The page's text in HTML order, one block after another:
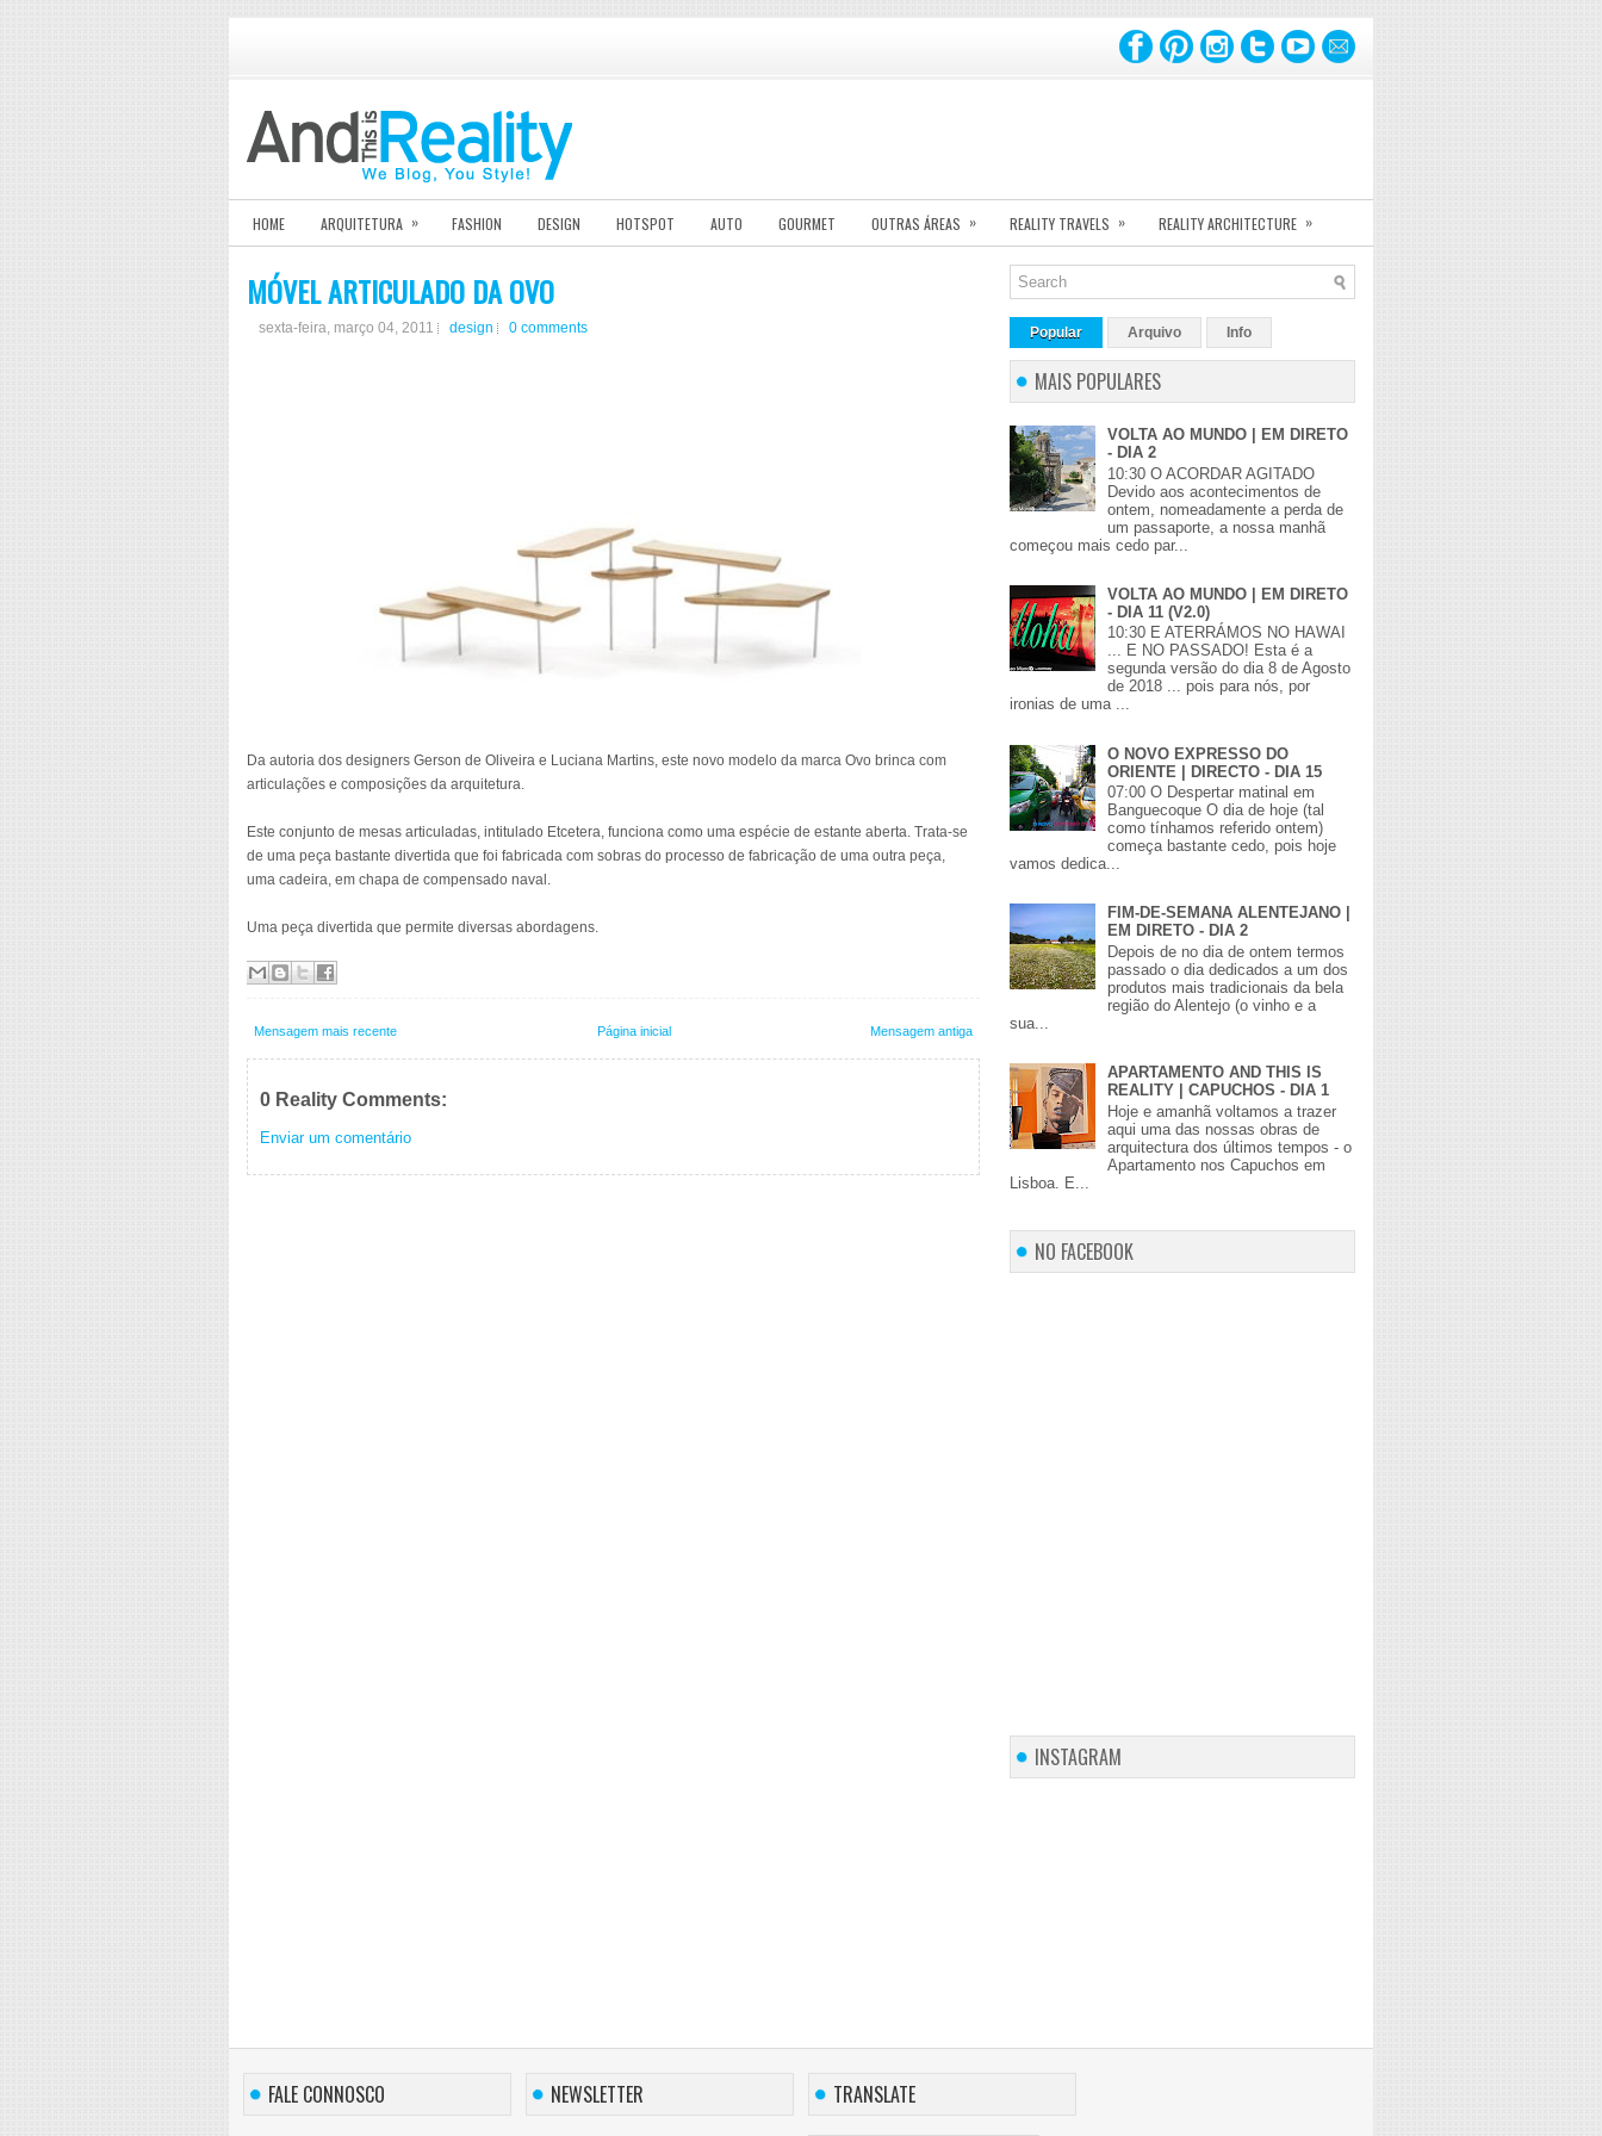
HOME ARQUITETURA » FASHION DESIGN HOTSPOT AUTO GOURMET OUTRAS ÁREAS » REALITY TRAVELS » REALITY ARCHITECTURE »
MÓVEL ARTICULADO DA OVO
sexta-feira, março 04, 2011 design 0 comments
Da autoria dos designers Gerson de Oliveira e Luciana Martins, este novo modelo da marca Ovo brinca com
articulações e composições da arquitetura.
Este conjunto de mesas articuladas, intitulado Etcetera, funciona como uma espécie de estante aberta. Trata-se
de uma peça bastante divertida que foi fabricada com sobras do processo de fabricação de uma outra peça,
uma cadeira, em chapa de compensado naval.
Uma peça divertida que permite diversas abordagens.
Mensagem mais recente Mensagem antiga
Página inicial
0 Reality Comments:
Enviar um comentário
Popular Arquivo Info
MAIS POPULARES
VOLTA AO MUNDO | EM DIRETO
- DIA 2
10:30 O ACORDAR AGITADO
Devido aos acontecimentos de
ontem, nomeadamente a perda de
um passaporte, a nossa manhã
começou mais cedo par...
VOLTA AO MUNDO | EM DIRETO
- DIA 11 (V2.0)
10:30 E ATERRÁMOS NO HAWAI
... E NO PASSADO! Esta é a
segunda versão do dia 8 de Agosto
de 2018 ... pois para nós, por
ironias de uma ...
O NOVO EXPRESSO DO
ORIENTE | DIRECTO - DIA 15
07:00 O Despertar matinal em
Banguecoque O dia de hoje (tal
como tínhamos referido ontem)
começa bastante cedo, pois hoje
vamos dedica...
FIM-DE-SEMANA ALENTEJANO |
EM DIRETO - DIA 2
Depois de no dia de ontem termos
passado o dia dedicados a um dos
produtos mais tradicionais da bela
região do Alentejo (o vinho e a
sua...
APARTAMENTO AND THIS IS
REALITY | CAPUCHOS - DIA 1
Hoje e amanhã voltamos a trazer
aqui uma das nossas obras de
arquitectura dos últimos tempos - o
Apartamento nos Capuchos em
Lisboa. E...
NO FACEBOOK
INSTAGRAM
FALE CONNOSCO NEWSLETTER TRANSLATE